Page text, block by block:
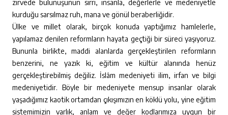
zirvede bulunuşunun sırrı, insanla, değerlerle ve medeniyetle
kurduğu sarsılmaz ruh, mana ve gönül beraberliğidir.
Ülke ve millet olarak, birçok konuda yaptığımız hamlelerle,
yapılamaz denilen reformların hayata geçtiği bir süreci yaşıyoruz.
Bununla birlikte, maddi alanlarda gerçekleştirilen reformların
benzerini, ne yazık ki, eğitim ve kültür alanında henüz
gerçekleştirebilmiş değiliz. İslâm medeniyeti ilim, irfan ve bilgi
medeniyetidir. Böyle bir medeniyete mensup insanlar olarak
yaşadığımız kaotik ortamdan çıkışımızın en köklü yolu, yine eğitim
sistemimizin varlık, anlam ve değer kodlarımıza uygun bir